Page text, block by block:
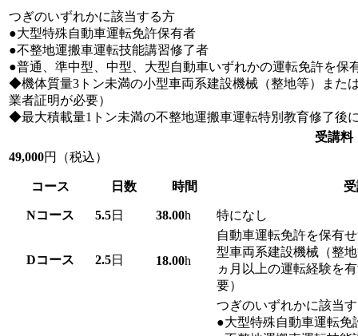
つぎのいずれかに該当する方
●大型特殊自動車運転免許保有者
●不整地運搬車運転技能講習修了者
●普通、準中型、中型、大型自動車いずれかの運転免許を
◆機体質量3トン未満の小型車両系建設機械（整地等）また
業者証明が必要）
◆最大積載量1トン未満の不整地運搬車運転特別教育修了後
受講料
49,000円（税込）
コース 日数 時間
Nコース 5.5日 38.00h 特になし
Dコース 2.5日 18.00h
自動車運転免許を保有
型車両系建設機械（整
ヵ月以上の運転経験を
要）
つぎのいずれかに該当
●大型特殊自動車運転免